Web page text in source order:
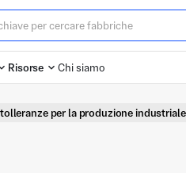
Risorse Chi siamo
per la produzione industriale